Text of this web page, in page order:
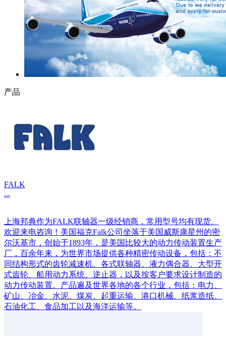
产品
FALK
...
上海邦典作为FALK联轴器一级经销商，常用型号均有现货。
欢迎来电咨询！美国福克Falk公司坐落于美国威斯康星州的密
尔沃基市，创始于1893年，是美国比较大的动力传动装置生产
厂，百余年来，为世界市场提供各种精密传动设备，包括：不
同结构形式的齿轮减速机、各式联轴器、液力偶合器、大型开
式齿轮、船用动力系统、逆止器，以及按客户要求设计制造的
动力传动装置。产品遍及世界各地的各个行业，包括：电力、
矿山、冶金、水泥、煤炭、起重运输、港口机械、纸浆造纸、
石油化工、食品加工以及海洋运输等。